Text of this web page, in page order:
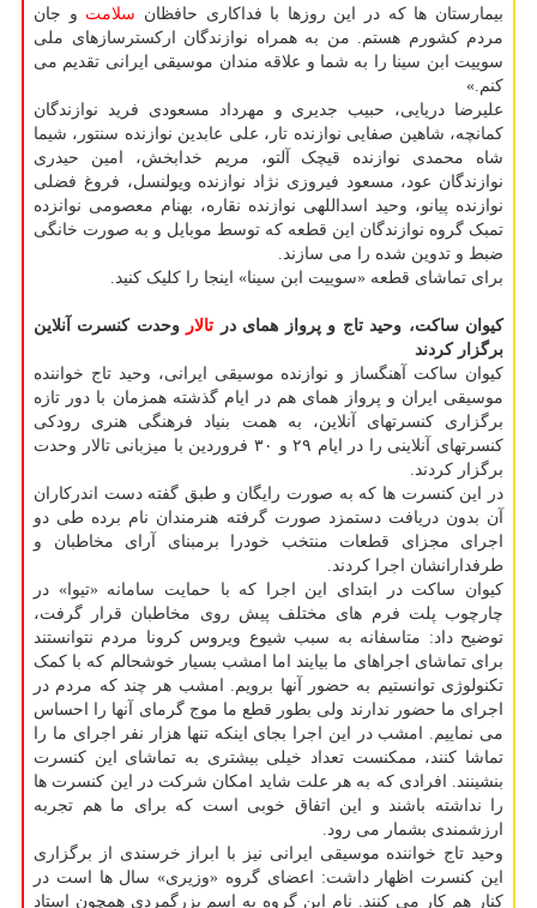
بیمارستان ها که در این روزها با فداکاری حافظان سلامت و جان
مردم کشورم هستم. من به همراه نوازندگان ارکسترسازهای ملی
سوییت ابن سینا را به شما و علاقه مندان موسیقی ایرانی تقدیم می
کنم.»
علیرضا دریایی، حبیب جدیری و مهرداد مسعودی فرید نوازندگان
کمانچه، شاهین صفایی نوازنده تار، علی عابدین نوازنده سنتور، شیما
شاه محمدی نوازنده قیچک آلتو، مریم خدابخش، امین حیدری
نوازندگان عود، مسعود فیروزی نژاد نوازنده ویولنسل، فروغ فضلی
نوازنده پیانو، وحید اسداللهی نوازنده نقاره، بهنام معصومی نوانزده
تمبک گروه نوازندگان این قطعه که توسط موبایل و به صورت خانگی
ضبط و تدوین شده را می سازند.
برای تماشای قطعه «سوییت ابن سینا» اینجا را کلیک کنید.
کیوان ساکت، وحید تاج و پرواز همای در تالار وحدت کنسرت آنلاین
برگزار کردند
کیوان ساکت آهنگساز و نوازنده موسیقی ایرانی، وحید تاج خواننده
موسیقی ایران و پرواز همای هم در ایام گذشته همزمان با دور تازه
برگزاری کنسرتهای آنلاین، به همت بنیاد فرهنگی هنری رودکی
کنسرتهای آنلاینی را در ایام ۲۹ و ۳۰ فروردین با میزبانی تالار وحدت
برگزار کردند.
در این کنسرت ها که به صورت رایگان و طبق گفته دست اندرکاران
آن بدون دریافت دستمزد صورت گرفته هنرمندان نام برده طی دو
اجرای مجزای قطعات منتخب خودرا برمبنای آرای مخاطبان و
طرفدارانشان اجرا کردند.
کیوان ساکت در ابتدای این اجرا که با حمایت سامانه «تیوا» در
چارچوب پلت فرم های مختلف پیش روی مخاطبان قرار گرفت،
توضیح داد: متاسفانه به سبب شیوع ویروس کرونا مردم نتوانستند
برای تماشای اجراهای ما بیایند اما امشب بسیار خوشحالم که با کمک
تکنولوژی توانستیم به حضور آنها برویم. امشب هر چند که مردم در
اجرای ما حضور ندارند ولی بطور قطع ما موج گرمای آنها را احساس
می نماییم. امشب در این اجرا بجای اینکه تنها هزار نفر اجرای ما را
تماشا کنند، ممکنست تعداد خیلی بیشتری به تماشای این کنسرت
بنشینند. افرادی که به هر علت شاید امکان شرکت در این کنسرت ها
را نداشته باشند و این اتفاق خوبی است که برای ما هم تجربه
ارزشمندی بشمار می رود.
وحید تاج خواننده موسیقی ایرانی نیز با ابراز خرسندی از برگزاری
این کنسرت اظهار داشت: اعضای گروه «وزیری» سال ها است در
کنار هم کار می کنند. نام این گروه به اسم بزرگمردی همچون استاد